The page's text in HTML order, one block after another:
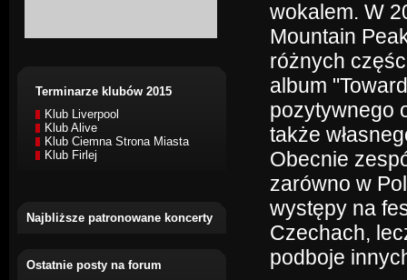
Terminarze klubów 2015
Klub Liverpool
Klub Alive
Klub Ciemna Strona Miasta
Klub Firlej
Najbliższe patronowane koncerty
Ostatnie posty na forum
wokalem. W
Mountain
różnych
album
pozytywnego
także
Obecnie
zarówno w
występy na
Czechach,
podboje